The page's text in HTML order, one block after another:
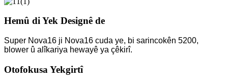
Hemû di Yek Designê de
Super Nova16 ji Nova16 cuda ye, bi sarincokên 5200,
blower û alîkariya hewayê ya çêkirî.
Otofokusa Yekgirtî